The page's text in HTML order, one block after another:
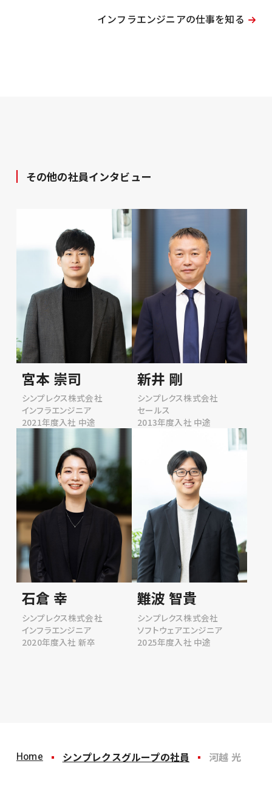
インフラエンジニアの仕事を知る
その他の社員インタビュー
宮本 崇司
シンプレクス株式会社
インフラエンジニア
2021年度入社 中途
新井 剛
シンプレクス株式会社
セールス
2013年度入社 中途
石倉 幸
シンプレクス株式会社
インフラエンジニア
2020年度入社 新卒
難波 智貴
シンプレクス株式会社
ソフトウェアエンジニア
2025年度入社 中途
Home シンプレクスグループの社員 河越 光